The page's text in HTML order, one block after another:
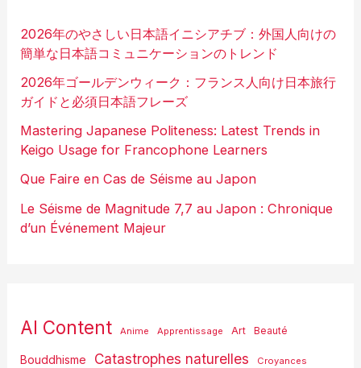
2026年のやさしい日本語イニシアチブ：外国人向けの
簡単な日本語コミュニケーションのトレンド
2026年ゴールデンウィーク：フランス人向け日本旅行
ガイドと必須日本語フレーズ
Mastering Japanese Politeness: Latest Trends in
Keigo Usage for Francophone Learners
Que Faire en Cas de Séisme au Japon
Le Séisme de Magnitude 7,7 au Japon : Chronique
d’un Événement Majeur
AI Content Anime Apprentissage Art Beauté
Bouddhisme Catastrophes naturelles Croyances